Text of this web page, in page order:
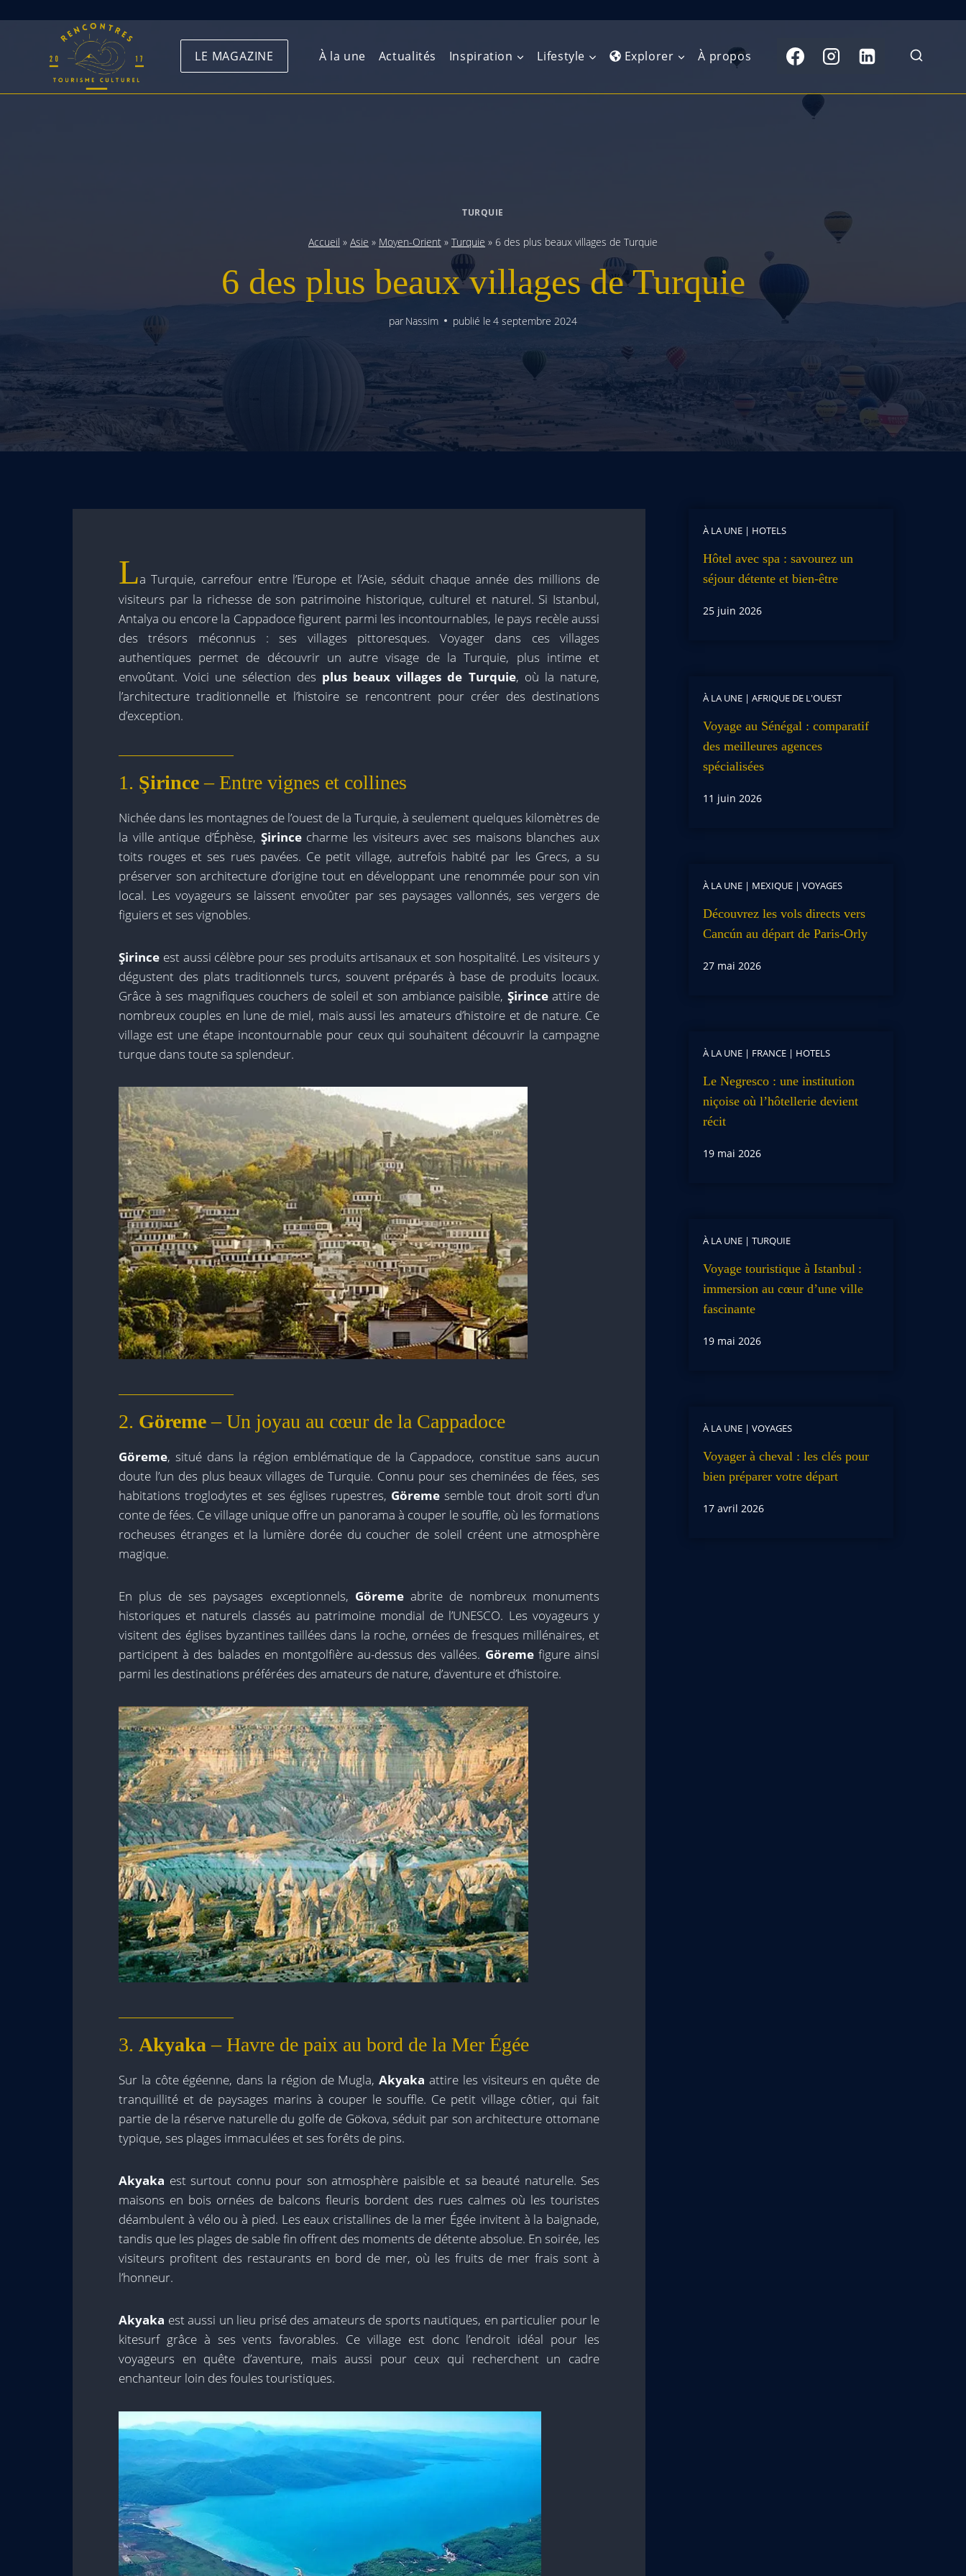
LE MAGAZINE À la une Actualités Inspiration Lifestyle Explorer
Europe de l’Est
Balkans
Amérique du Sud
Afrique australe Asie du Sud-Est
Extrême-Orient
À propos
TURQUIE
Accueil » Asie » Moyen-Orient » Turquie » 6 des plus beaux villages de Turquie
6 des plus beaux villages de Turquie
par Nassim publié le 4 septembre 2024
La Turquie, carrefour entre l’Europe et l’Asie, séduit chaque année des millions de
visiteurs par la richesse de son patrimoine historique, culturel et naturel. Si Istanbul,
Antalya ou encore la Cappadoce figurent parmi les incontournables, le pays recèle aussi
des trésors méconnus : ses villages pittoresques. Voyager dans ces villages
authentiques permet de découvrir un autre visage de la Turquie, plus intime et
envoûtant. Voici une sélection des plus beaux villages de Turquie, où la nature,
l’architecture traditionnelle et l’histoire se rencontrent pour créer des destinations
d’exception.
1. Şirince– Entre vignes et collines
Nichée dans les montagnes de l’ouest de la Turquie, à seulement quelques kilomètres de
la ville antique d’Éphèse, Şirincecharme les visiteurs avec ses maisons blanches aux
toits rouges et ses rues pavées. Ce petit village, autrefois habité par les Grecs, a su
préserver son architecture d’origine tout en développant une renommée pour son vin
local. Les voyageurs se laissent envoûter par ses paysages vallonnés, ses vergers de
figuiers et ses vignobles.
Şirince est aussi célèbre pour ses produits artisanaux et son hospitalité. Les visiteurs y
dégustent des plats traditionnels turcs, souvent préparés à base de produits locaux.
Grâce à ses magnifiques couchers de soleil et son ambiance paisible, Şirinceattire de
nombreux couples en lune de miel, mais aussi les amateurs d’histoire et de nature. Ce
village est une étape incontournable pour ceux qui souhaitent découvrir la campagne
turque dans toute sa splendeur.
2. Göreme– Un joyau au cœur de la Cappadoce
Göreme, situé dans la région emblématique de la Cappadoce, constitue sans aucun
doute l’un des plus beaux villages de Turquie. Connu pour ses cheminées de fées, ses
habitations troglodytes et ses églises rupestres, Göreme semble tout droit sorti d’un
conte de fées. Ce village unique offre un panorama à couper le souffle, où les formations
rocheuses étranges et la lumière dorée du coucher de soleil créent une atmosphère
magique.
En plus de ses paysages exceptionnels, Göremeabrite de nombreux monuments
historiques et naturels classés au patrimoine mondial de l’UNESCO. Les voyageurs y
visitent des églises byzantines taillées dans la roche, ornées de fresques millénaires, et
participent à des balades en montgolfière au-dessus des vallées. Göremefigure ainsi
parmi les destinations préférées des amateurs de nature, d’aventure et d’histoire.
3. Akyaka – Havre de paix au bord de la Mer Égée
Sur la côte égéenne, dans la région de Mugla,Akyaka attire les visiteurs en quête de
tranquillité et de paysages marins à couper le souffle. Ce petit village côtier, qui fait
partie de la réserve naturelle du golfe de Gökova, séduit par son architecture ottomane
typique, ses plages immaculées et ses forêts de pins.
Akyaka est surtout connu pour son atmosphère paisible et sa beauté naturelle. Ses
maisons en bois ornées de balcons fleuris bordent des rues calmes où les touristes
déambulent à vélo ou à pied. Les eaux cristallines de la mer Égée invitent à la baignade,
tandis que les plages de sable fin offrent des moments de détente absolue. En soirée, les
visiteurs profitent des restaurants en bord de mer, où les fruits de mer frais sont à
l’honneur.
Akyaka est aussi un lieu prisé des amateurs de sports nautiques, en particulier pour le
kitesurf grâce à ses vents favorables. Ce village est donc l’endroit idéal pour les
voyageurs en quête d’aventure, mais aussi pour ceux qui recherchent un cadre
enchanteur loin des foules touristiques.
À LA UNE| HOTELS
Hôtel avec spa : savourez un
séjour détente et bien-être
25 juin 2026
À LA UNE| AFRIQUE DE L'OUEST
Voyage au Sénégal : comparatif
des meilleures agences
spécialisées
11 juin 2026
À LA UNE| MEXIQUE| VOYAGES
Découvrez les vols directs vers
Cancún au départ de Paris-Orly
27 mai 2026
À LA UNE| FRANCE| HOTELS
Le Negresco : une institution
niçoise où l’hôtellerie devient
récit
19 mai 2026
À LA UNE| TURQUIE
Voyage touristique à Istanbul :
immersion au cœur d’une ville
fascinante
19 mai 2026
À LA UNE| VOYAGES
Voyager à cheval : les clés pour
bien préparer votre départ
17 avril 2026